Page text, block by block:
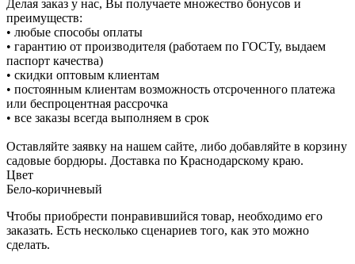
Делая заказ у нас, Вы получаете множество бонусов и
преимуществ:
• любые способы оплаты
• гарантию от производителя (работаем по ГОСТу, выдаем
паспорт качества)
• скидки оптовым клиентам
• постоянным клиентам возможность отсроченного платежа
или беспроцентная рассрочка
• все заказы всегда выполняем в срок
Оставляйте заявку на нашем сайте, либо добавляйте в корзину
садовые бордюры. Доставка по Краснодарскому краю.
Цвет
Бело-коричневый
Чтобы приобрести понравившийся товар, необходимо его
заказать. Есть несколько сценариев того, как это можно
сделать.